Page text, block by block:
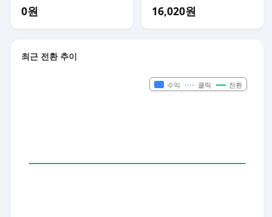
0원 16,020원
최근 전환 추이